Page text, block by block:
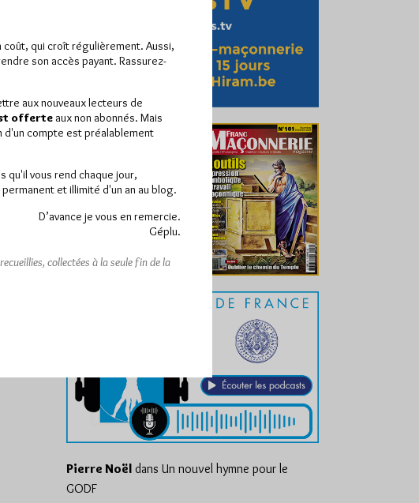
Pierre Noël dans Un nouvel hymne pour le
GODF
coût, qui croît régulièrement. Aussi,
son accès payant. Rassurez-
aux nouveaux lecteurs de
offerte aux non abonnés. Mais
d'un compte est préalablement
qu'il vous rend chaque jour,
et illimité d'un an au blog.
D’avance je vous en remercie.
Géplu.
collectées à la seule fin de la